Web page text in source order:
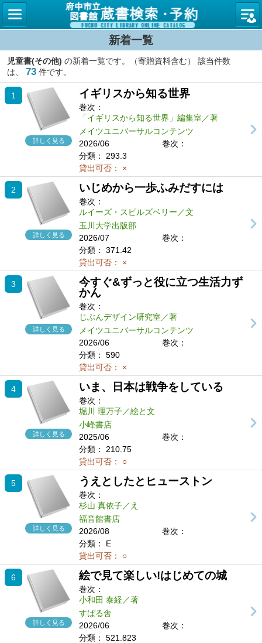
図書館
新着一覧
児童書(その他) の新着一覧です。（寄贈資料含む） 該当件数
は、 73 件です。
1
詳しく見る
イギリスから知る世界
巻次：
「イギリスから知る世界」編集室／著
メイツユニバーサルコンテンツ
2026/06
巻次：
分類：
293.3
貸出可否：
×
2
詳しく見る
いじめから一歩ふみだすには
巻次：
ルイーズ・スピルズベリー／文
玉川大学出版部
2026/07
巻次：
分類：
371.42
貸出可否：
×
3
詳しく見る
今すぐ&ずっと役に立つ生活力ず
かん
巻次：
じぶんデザイン研究室／著
メイツユニバーサルコンテンツ
2026/06
巻次：
分類：
590
貸出可否：
×
4
詳しく見る
いま、日本は戦争をしている
巻次：
堀川 理万子／絵と文
小峰書店
2025/06
巻次：
分類：
210.75
貸出可否：
○
5
詳しく見る
うえとしたとヒューストン
巻次：
杉山 真依子／え
福音館書店
2026/08
巻次：
分類：
E
貸出可否：
○
6
詳しく見る
絵で見て楽しい!はじめての城
巻次：
小和田 泰経／著
すばる舎
2026/06
巻次：
分類：
521.823